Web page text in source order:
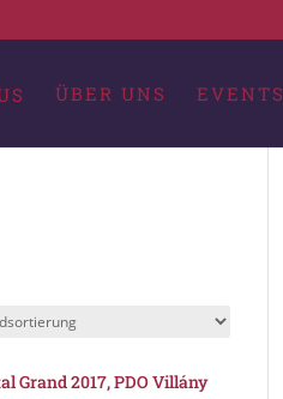
ÜBER UNS EVENTS
Grand 2017, PDO Villány